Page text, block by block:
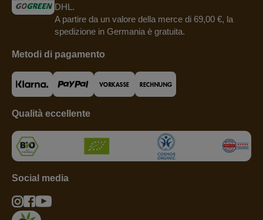
DHL.
A partire da un valore della merce di 69,00 €, la
spedizione in Germania è gratuita.
Metodi di pagamento
Qualità eccellente
Social media